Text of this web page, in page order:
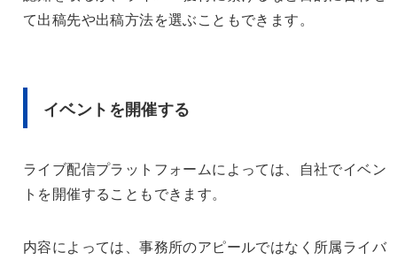
て出稿先や出稿方法を選ぶこともできます。
イベントを開催する
ライブ配信プラットフォームによっては、自社でイベン
トを開催することもできます。
内容によっては、事務所のアピールではなく所属ライバ